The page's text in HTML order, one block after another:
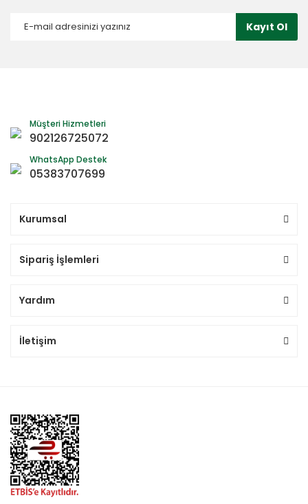
Kayıt Ol
Müşteri Hizmetleri
902126725072
WhatsApp Destek
05383707699
Kurumsal
Sipariş İşlemleri
Yardım
İletişim